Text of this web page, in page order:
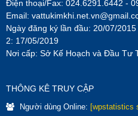
Điện thoại/Fax: 024.6291.6442 -
Email:
Ngày đăng ký lần đầu: 20/07/
2: 17/05/2019
Nơi cấp: Sở Kế Hoạch và Đầu Tư
THÔNG KÊ TRUY CẬP
Người dùng Online: [wpstatistics